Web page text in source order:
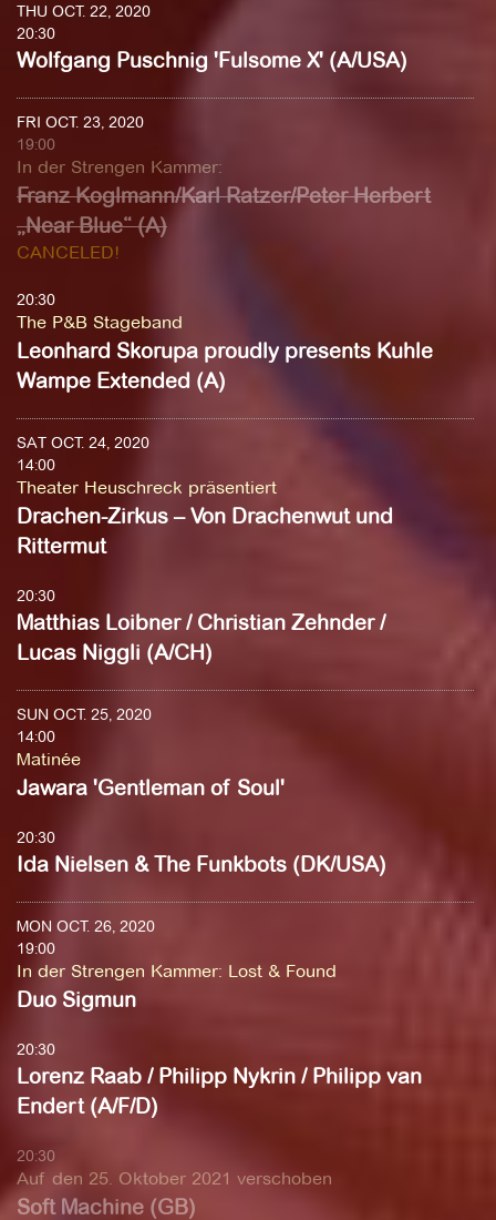
THU OCT. 22, 2020
20:30
Wolfgang Puschnig 'Fulsome X' (A/USA)
FRI OCT. 23, 2020
19:00
In der Strengen Kammer:
Franz Koglmann/Karl Ratzer/Peter Herbert
„Near Blue“ (A)
CANCELED!
20:30
The P&B Stageband
Leonhard Skorupa proudly presents Kuhle
Wampe Extended (A)
SAT OCT. 24, 2020
14:00
Theater Heuschreck präsentiert
Drachen-Zirkus – Von Drachenwut und
Rittermut
20:30
Matthias Loibner / Christian Zehnder /
Lucas Niggli (A/CH)
SUN OCT. 25, 2020
14:00
Matinée
Jawara 'Gentleman of Soul'
20:30
Ida Nielsen & The Funkbots (DK/USA)
MON OCT. 26, 2020
19:00
In der Strengen Kammer: Lost & Found
Duo Sigmun
20:30
Lorenz Raab / Philipp Nykrin / Philipp van
Endert (A/F/D)
20:30
Auf den 25. Oktober 2021 verschoben
Soft Machine (GB)